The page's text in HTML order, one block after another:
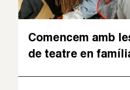
Comencem amb
de teatre en